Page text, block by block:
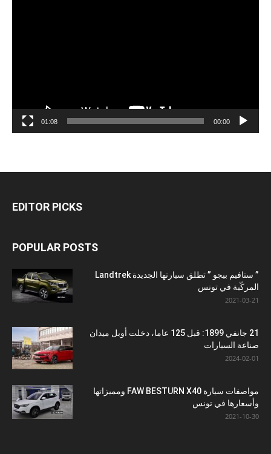
00:00
01:08
EDITOR PICKS
POPULAR POSTS
” ستافيم بيجو ” تطلق سيارتها الجديدة Landtrek
المركّبة في تونس
2021-03-21
21 جانفي 1899: قبل 125 عاما، دخلت أوبل ميدان
صناعة السيارات
2024-02-01
مواصفات سيارة FAW BESTURN X40 ومميزاتها
وأسعارها في تونس
2021-10-30